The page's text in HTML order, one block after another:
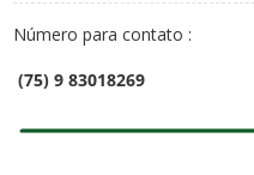
Número para contato :
(75) 9 83018269